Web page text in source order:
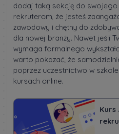
dodaj taką sekcję do swojego
rekruterom, że jesteś
zawodowy i chętny do
dla nowej branży. Nawet jeśli
wymaga formalnego
warto pokazać, że
poprzez uczestnictwo w
kursach online.
Kurs